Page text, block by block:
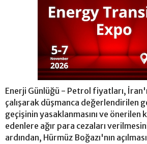
Enerji Günlüğü - Petrol fiyatları,
çalışarak düşmanca değerlendirilen
geçişinin yasaklanmasını ve önerilen
edenlere ağır para cezaları
ardından, Hürmüz Boğazı'nın